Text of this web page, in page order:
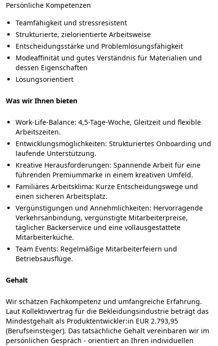
Persönliche Kompetenzen
Teamfähigkeit und stressresistent
Strukturierte, zielorientierte Arbeitsweise
Entscheidungsstärke und Problemlösungsfähigkeit
Modeaffinität und gutes Verständnis für Materialien und
dessen Eigenschaften
Lösungsorientiert
Was wir Ihnen bieten
Work-Life-Balance: 4,5-Tage-Woche, Gleitzeit und flexible
Arbeitszeiten.
Entwicklungsmöglichkeiten: Strukturiertes Onboarding und
laufende Unterstützung.
Kreative Herausforderungen: Spannende Arbeit für eine
führenden Premiummarke in einem kreativen Umfeld.
Familiäres Arbeitsklima: Kurze Entscheidungswege und
einen sicheren Arbeitsplatz.
Vergünstigungen und Annehmlichkeiten: Hervorragende
Verkehrsanbindung, vergünstigte Mitarbeiterpreise,
täglicher Bäckerservice und eine vollausgestattete
Mitarbeiterküche.
Team Events: Regelmäßige Mitarbeiterfeiern und
Betriebsausflüge.
Gehalt
Wir schätzen Fachkompetenz und umfangreiche Erfahrung.
Laut Kollektivvertrag für die Bekleidungsindustrie beträgt das
Mindestgehalt als Produktentwickler:in EUR 2.793,95
(Berufseinsteiger). Das tatsächliche Gehalt vereinbaren wir im
persönlichen Gespräch - orientiert an Ihren individuellen